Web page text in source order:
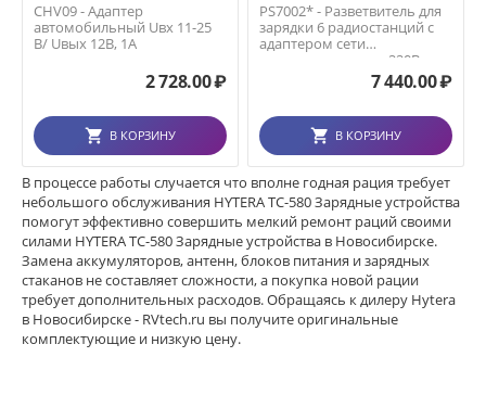
CHV09 - Адаптер
автомобильный Uвх 11-25
В/ Uвых 12В, 1А
2 728.00₽
В КОРЗИНУ
PS7002* - Разветвитель для
зарядки 6 радиостанций с
адаптером сети
переменного тока 220В
7 440.00₽
В КОРЗИНУ
В процессе работы случается что вполне годная рация требует
небольшого обслуживания HYTERA TC-580 Зарядные устройства
помогут эффективно совершить мелкий ремонт раций своими
силами HYTERA TC-580 Зарядные устройства в Новосибирске.
Замена аккумуляторов, антенн, блоков питания и зарядных
стаканов не составляет сложности, а покупка новой рации
требует дополнительных расходов. Обращаясь к дилеру Hytera
в Новосибирске - RVtech.ru вы получите оригинальные
комплектующие и низкую цену.